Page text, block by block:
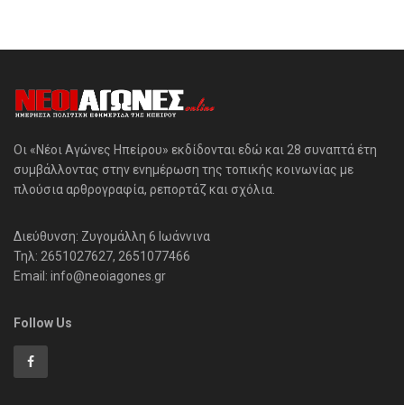
Οι «Νέοι Αγώνες Ηπείρου» εκδίδονται εδώ και 28 συναπτά έτη
συμβάλλοντας στην ενημέρωση της τοπικής κοινωνίας με
πλούσια αρθρογραφία, ρεπορτάζ και σχόλια.
Διεύθυνση: Ζυγομάλλη 6 Ιωάννινα
Τηλ: 2651027627, 2651077466
Email: info@neoiagones.gr
Follow Us